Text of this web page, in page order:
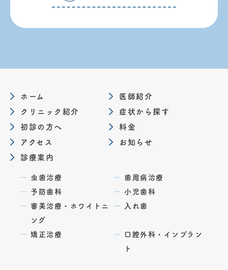
ホーム
医師紹介
クリニック紹介
症状から探す
初診の方へ
料金
アクセス
お知らせ
診療案内
虫歯治療
歯周病治療
予防歯科
小児歯科
審美治療・ホワイトニ
ング
入れ歯
矯正治療
口腔外科・インプラン
ト